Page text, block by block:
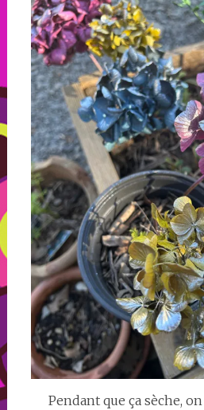
Pendant que ça sèche,